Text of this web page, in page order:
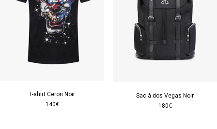
T-shirt Ceron Noir
140€
Sac à dos Vegas Noir
180€